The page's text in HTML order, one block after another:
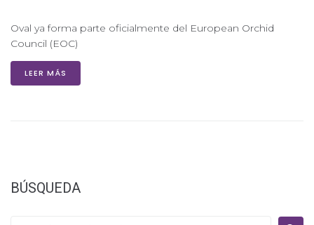
Oval ya forma parte oficialmente del European Orchid
Council (EOC)
LEER MÁS
BÚSQUEDA